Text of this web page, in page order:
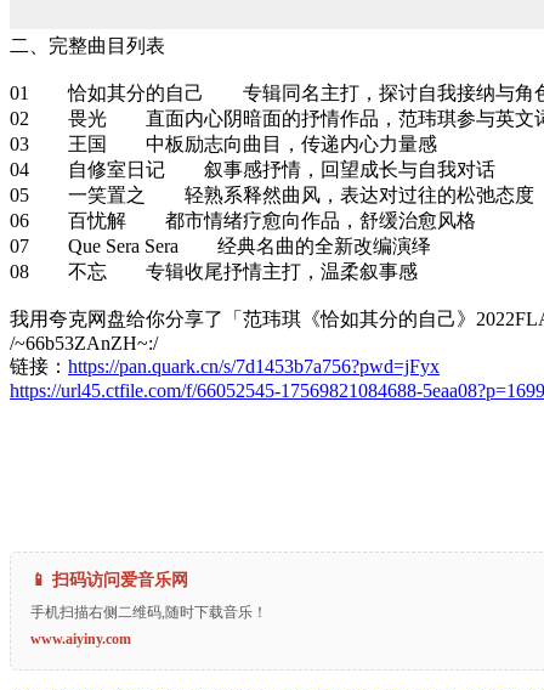
二、完整曲目列表
01 恰如其分的自己 专辑同名主打，探讨自我接纳与角
02 畏光 直面内心阴暗面的抒情作品，范玮琪参与英文
03 王国 中板励志向曲目，传递内心力量感
04 自修室日记 叙事感抒情，回望成长与自我对话
05 一笑置之 轻熟系释然曲风，表达对过往的松弛态度
06 百忧解 都市情绪疗愈向作品，舒缓治愈风格
07 Que Sera Sera 经典名曲的全新改编演绎
08 不忘 专辑收尾抒情主打，温柔叙事感
我用夸克网盘给你分享了「范玮琪《恰如其分的自己》
/~66b53ZAnZH~:/
链接： https://pan.quark.cn/s/7d1453b7a756?pwd=jFyx
https://url45.ctfile.com/f/66052545-17569821084688-5eaa08?p=1699
📱 扫码访问爱音乐网
手机扫描右侧二维码,随时下载音乐！
www.aiyiny.com